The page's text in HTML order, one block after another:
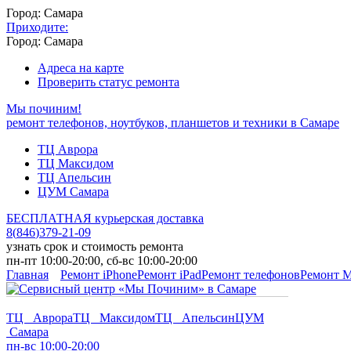
Город: Самара
Приходите:
Город: Самара
Адреса на карте
Проверить статус ремонта
Мы починим!
ремонт телефонов, ноутбуков, планшетов и техники в Самаре
ТЦ Аврора
ТЦ Максидом
ТЦ Апельсин
ЦУМ Самара
БЕСПЛАТНАЯ курьерская доставка
8(846)379-21-09
узнать срок и стоимость ремонта
пн-пт 10:00-20:00, сб-вс 10:00-20:00
Главная
Ремонт iPhoneРемонт iPadРемонт телефоновРемонт
ТЦ АврораТЦ МаксидомТЦ АпельсинЦУМ
Самара
пн-вс 10:00-20:00